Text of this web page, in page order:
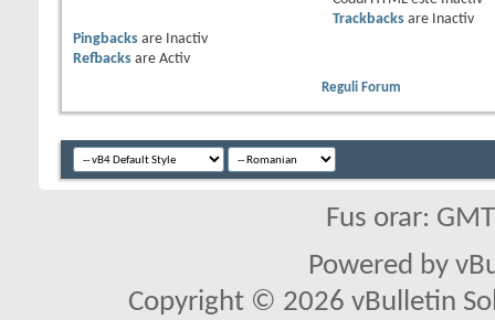
Trackbacksare
Inactiv
Pingbacks are
Inactiv
Refbacks are Activ
Reguli Forum
Fus orar:
Powered by
Copyright © 2026 vBulletin